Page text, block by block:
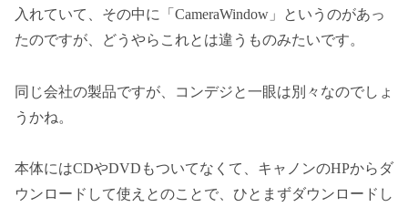
入れていて、その中に「CameraWindow」というのがあっ
たのですが、どうやらこれとは違うものみたいです。
同じ会社の製品ですが、コンデジと一眼は別々なのでしょ
うかね。
本体にはCDやDVDもついてなくて、キャノンのHPからダ
ウンロードして使えとのことで、ひとまずダウンロードし